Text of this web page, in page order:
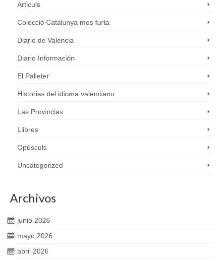
Articuls
Colecció Catalunya mos furta
Diario de Valencia
Diario Información
El Palleter
Historias del idioma valenciano
Las Provincias
Llibres
Opúsculs
Uncategorized
Archivos
junio 2026
mayo 2026
abril 2026